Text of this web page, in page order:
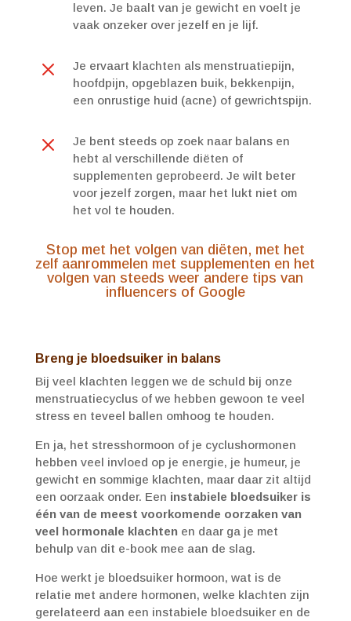
leven. Je baalt van je gewicht en voelt je
vaak onzeker over jezelf en je lijf.
M
Je ervaart klachten als menstruatiepijn,
hoofdpijn, opgeblazen buik, bekkenpijn,
een onrustige huid (acne) of gewrichtspijn.
M
Je bent steeds op zoek naar balans en
hebt al verschillende diëten of
supplementen geprobeerd. Je wilt beter
voor jezelf zorgen, maar het lukt niet om
het vol te houden.
Stop met het volgen van diëten, met het
zelf aanrommelen met supplementen en het
volgen van steeds weer andere tips van
influencers of Google
Breng je bloedsuiker in balans
Bij veel klachten leggen we de schuld bij onze
menstruatiecyclus of we hebben gewoon te veel
stress en teveel ballen omhoog te houden.
En ja, het stresshormoon of je cyclushormonen
hebben veel invloed op je energie, je humeur, je
gewicht en sommige klachten, maar daar zit altijd
een oorzaak onder. Een instabiele bloedsuiker is
één van de meest voorkomende oorzaken van
veel hormonale klachtenen daar ga je met
behulp van dit e-book mee aan de slag.
Hoe werkt je bloedsuiker hormoon, wat is de
relatie met andere hormonen, welke klachten zijn
gerelateerd aan een instabiele bloedsuiker en de